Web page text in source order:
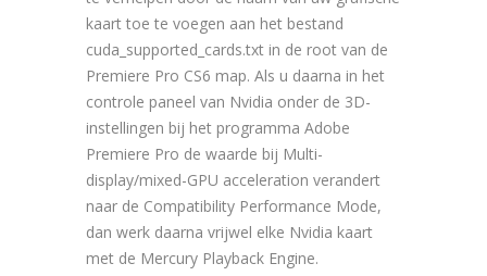
kaart toe te voegen aan het bestand
cuda_supported_cards.txt in de root van de
Premiere Pro CS6 map. Als u daarna in het
controle paneel van Nvidia onder de 3D-
instellingen bij het programma Adobe
Premiere Pro de waarde bij Multi-
display/mixed-GPU acceleration verandert
naar de Compatibility Performance Mode,
dan werk daarna vrijwel elke Nvidia kaart
met de Mercury Playback Engine.